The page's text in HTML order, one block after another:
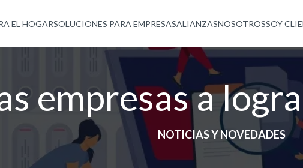
EL HOGARSOLUCIONES PARA EMPRESASALIANZASNOSOTROSSOY
empresas a
NOTICIAS Y NOVEDADES